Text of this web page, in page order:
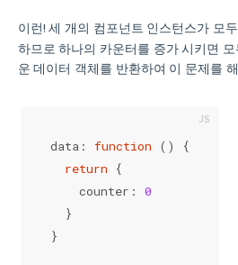
이런! 세 개의 컴포넌트 인스턴스가 모
하므로 하나의 카운터를 증가 시키면
운 데이터 객체를 반환하여 이 문제를
data: function ( )
{
return {
    counter:
0
  }
}